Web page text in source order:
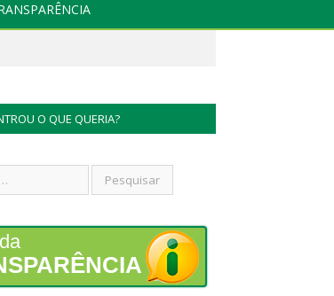
O QUE QUERIA?